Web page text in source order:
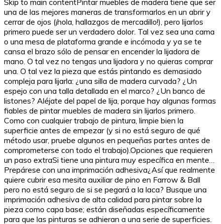
Skip to main contentPintar muebles de madera tiene que ser
una de las mejores maneras de transformarlos en un abrir y
cerrar de ojos (¡hola, hallazgos de mercadillo!), pero lijarlos
primero puede ser un verdadero dolor. Tal vez sea una cama
o una mesa de plataforma grande e incómoda y ya se te
cansa el brazo sólo de pensar en encender la lijadora de
mano. O tal vez no tengas una lijadora y no quieras comprar
una. O tal vez la pieza que estás pintando es demasiado
compleja para lijarla: ¿una silla de madera curvada? ¿Un
espejo con una talla detallada en el marco? ¿Un banco de
listones? Aléjate del papel de lija, porque hay algunas formas
fiables de pintar muebles de madera sin lijarlos primero.
Como con cualquier trabajo de pintura, limpie bien la
superficie antes de empezar (y si no está seguro de qué
método usar, pruebe algunos en pequeñas partes antes de
comprometerse con todo el trabajo).Opciones que requieren
un paso extraSi tiene una pintura muy específica en mente…
Prepárese con una imprimación adhesiva¿Así que realmente
quiere cubrir esa mesita auxiliar de pino en Farrow & Ball
pero no está seguro de si se pegará a la laca? Busque una
imprimación adhesiva de alta calidad para pintar sobre la
pieza como capa base; están diseñadas específicamente
para que las pinturas se adhieran a una serie de superficies.